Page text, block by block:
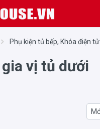
Phụ kiện tủ bếp, Khóa điện tử
vị tủ dưới